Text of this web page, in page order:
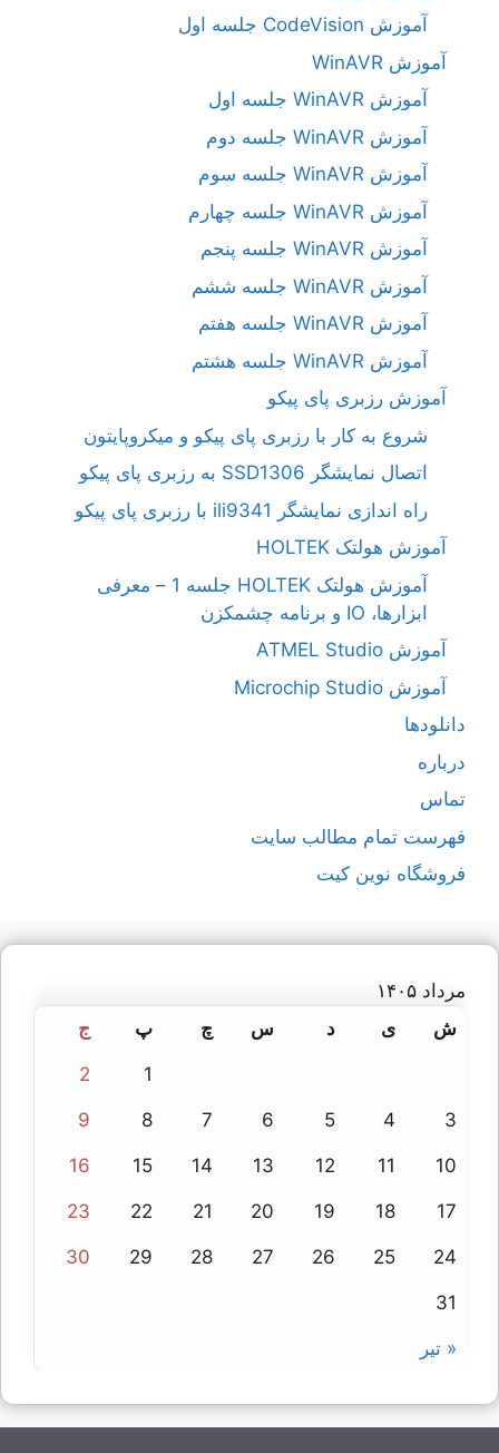
آموزش CodeVision جلسه اول
آموزش WinAVR
آموزش WinAVR جلسه اول
آموزش WinAVR جلسه دوم
آموزش WinAVR جلسه سوم
آموزش WinAVR جلسه چهارم
آموزش WinAVR جلسه پنجم
آموزش WinAVR جلسه ششم
آموزش WinAVR جلسه هفتم
آموزش WinAVR جلسه هشتم
آموزش رزبری پای پیکو
شروع به کار با رزبری پای پیکو و میکروپایتون
اتصال نمایشگر SSD1306 به رزبری پای پیکو
راه اندازی نمایشگر ili9341 با رزبری پای پیکو
آموزش هولتک HOLTEK
آموزش هولتک HOLTEK جلسه 1 – معرفی
ابزارها، IO و برنامه چشمکزن
آموزش ATMEL Studio
آموزش Microchip Studio
دانلودها
درباره
تماس
فهرست تمام مطالب سایت
فروشگاه نوین کیت
مرداد ۱۴۰۵
ش
ی د س چ پ ج
« تیر
1
2
3
4
5
6
7
8
9
10
11
12
13
14
15
16
17
18
19
20
21
22
23
24
25
26
27
28
29
30
31